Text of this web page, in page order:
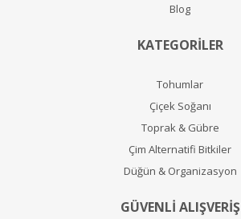
Blog
KATEGORİLER
Tohumlar
Çiçek Soğanı
Toprak & Gübre
Çim Alternatifi Bitkiler
Düğün & Organizasyon
GÜVENLİ ALIŞVERİŞ